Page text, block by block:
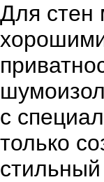
Для стен
с
только